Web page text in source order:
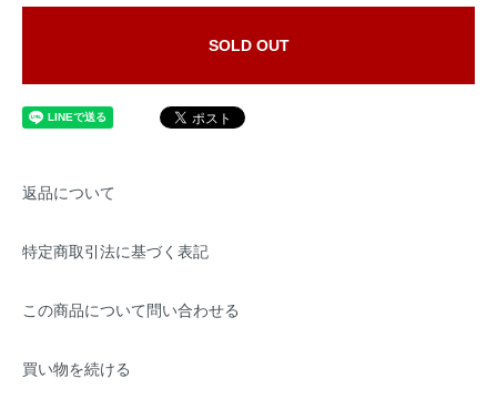
SOLD OUT
返品について
特定商取引法に基づく表記
この商品について問い合わせる
買い物を続ける